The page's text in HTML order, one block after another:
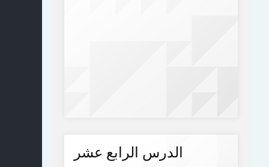
الدرس الرابع عشر